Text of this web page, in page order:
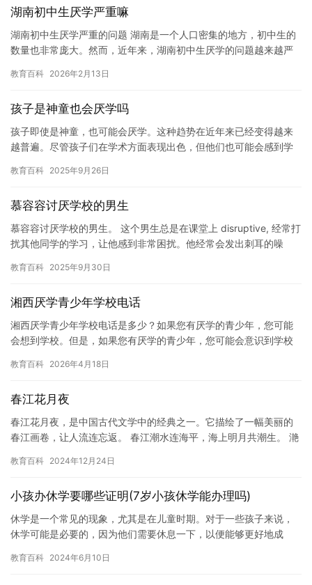
湖南初中生厌学严重嘛
湖南初中生厌学严重的问题 湖南是一个人口密集的地方，初中生的
数量也非常庞大。然而，近年来，湖南初中生厌学的问题越来越严
湖…
教育百科 2026年2月13日
孩子是神童也会厌学吗
孩子即使是神童，也可能会厌学。这种趋势在近年来已经变得越来
越普遍。尽管孩子们在学术方面表现出色，但他们也可能会感到学
的任…
教育百科 2025年9月26日
慕容容讨厌学校的男生
慕容容讨厌学校的男生。 这个男生总是在课堂上 disruptive, 经常打
扰其他同学的学习，让他感到非常困扰。他经常会发出刺耳的噪
教育百科 2025年9月30日
湘西厌学青少年学校电话
湘西厌学青少年学校电话是多少？如果您有厌学的青少年，您可能
会想到学校。但是，如果您有厌学的青少年，您可能会意识到学校
助这些…
教育百科 2026年4月18日
春江花月夜
春江花月夜，是中国古代文学中的经典之一。它描绘了一幅美丽的
春江画卷，让人流连忘返。 春江潮水连海平，海上明月共潮生。 滟
似…
教育百科 2024年12月24日
小孩办休学要哪些证明(7岁小孩休学能办理吗)
休学是一个常见的现象，尤其是在儿童时期。对于一些孩子来说，
休学可能是必要的，因为他们需要休息一下，以便能够更好地成
们将讨论…
教育百科 2024年6月10日